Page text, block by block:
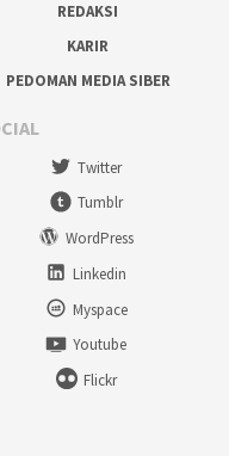
REDAKSI
KARIR
PEDOMAN MEDIA SIBER
Twitter
Tumblr
WordPress
Linkedin
Myspace
Youtube
Flickr